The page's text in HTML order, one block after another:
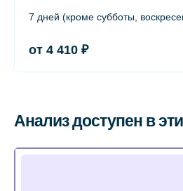
7 дней (кроме субботы,
от 4 410 ₽
Анализ доступен в